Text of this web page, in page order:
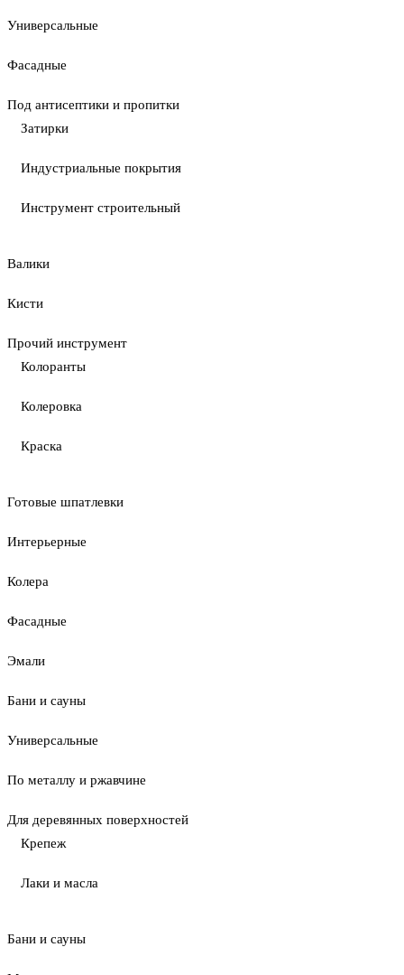
Универсальные
Фасадные
Под антисептики и пропитки
Затирки
Индустриальные покрытия
Инструмент строительный
Валики
Кисти
Прочий инструмент
Колоранты
Колеровка
Краска
Готовые шпатлевки
Интерьерные
Колера
Фасадные
Эмали
Бани и сауны
Универсальные
По металлу и ржавчине
Для деревянных поверхностей
Крепеж
Лаки и масла
Бани и сауны